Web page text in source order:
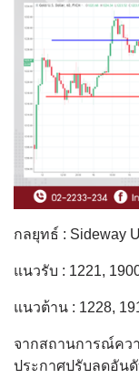
กลยุทธ์ : Sideway
แนวรับ : 1221,
แนวต้าน : 1228,
จากสถานการณ์คว
ประกาศปรับลดอัน